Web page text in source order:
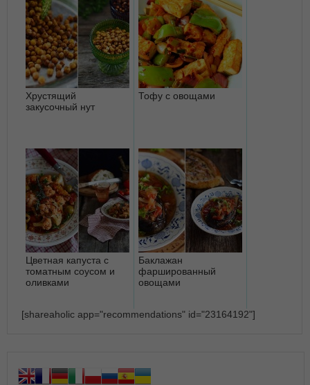
Хрустящий
закусочный нут
Тофу с овощами
Цветная капуста с
томатным соусом и
оливками
Баклажан
фаршированный
овощами
[shareaholic app="recommendations" id="23164192"]